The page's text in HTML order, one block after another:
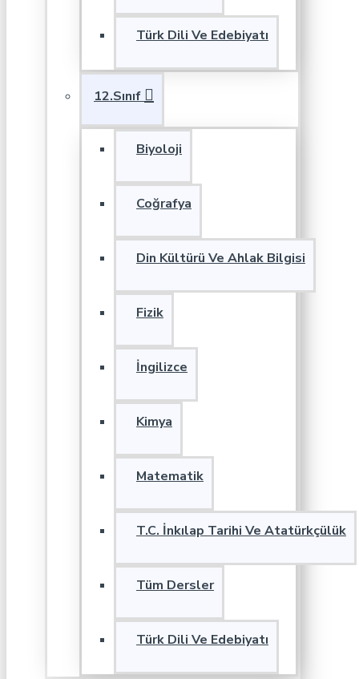
Türk Dili Ve Edebiyatı
12.Sınıf
Biyoloji
Coğrafya
Din Kültürü Ve Ahlak Bilgisi
Fizik
İngilizce
Kimya
Matematik
T.C. İnkılap Tarihi Ve Atatürkçülük
Tüm Dersler
Türk Dili Ve Edebiyatı